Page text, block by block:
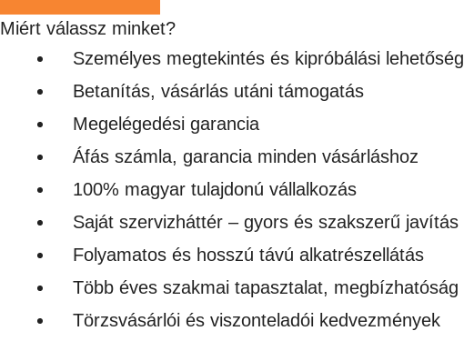
Miért válassz minket?
Személyes megtekintés és kipróbálási lehetőség
Betanítás, vásárlás utáni támogatás
Megelégedési garancia
Áfás számla, garancia minden vásárláshoz
100% magyar tulajdonú vállalkozás
Saját szervizháttér – gyors és szakszerű javítás
Folyamatos és hosszú távú alkatrészellátás
Több éves szakmai tapasztalat, megbízhatóság
Törzsvásárlói és viszonteladói kedvezmények